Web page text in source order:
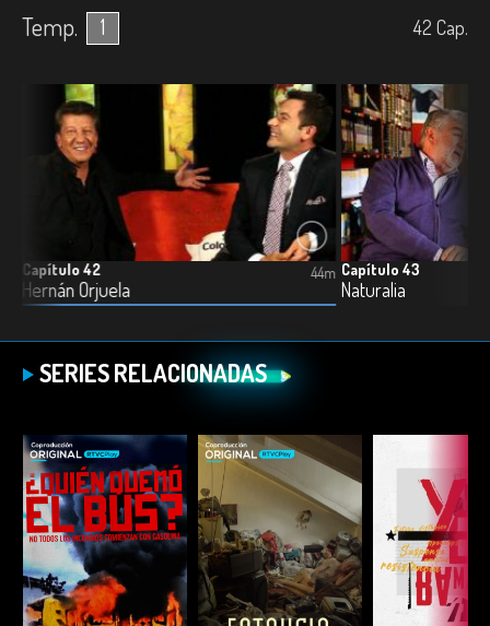
Temp. 1 42 Cap.
Capítulo 42
Hernán Orjuela
44m Capítulo 43
Naturalia
SERIES RELACIONADAS